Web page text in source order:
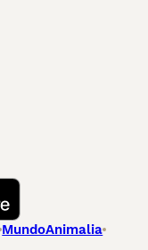
MundoAnimalia